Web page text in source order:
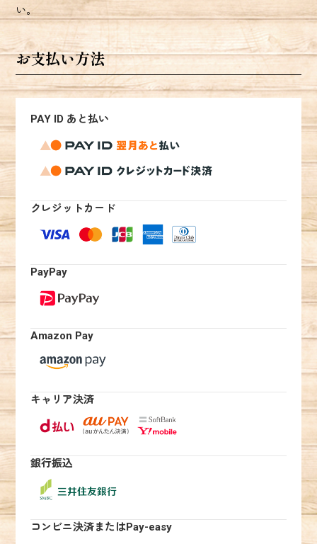
お支払い方法
PAY ID あと払い
クレジットカード
PayPay
Amazon Pay
キャリア決済
銀行振込
コンビニ決済またはPay-easy